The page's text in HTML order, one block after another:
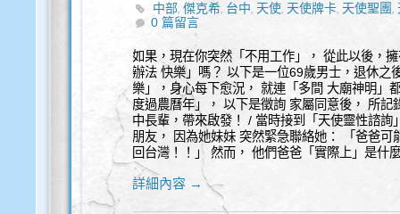
中部,傑克希, 台中, 天使, 天使牌卡, 天使聖團,
代,能量,
0 篇留言
如果，現在你突然「不用工作」， 從此以後，
辦法 快樂」嗎？ 以下是一位69歲男士，退休之
樂」，身心每下愈況， 就連「多間 大廟神明」
度過農曆年」， 以下是徵詢 家屬同意後， 所
中長輩，帶來啟發！ / 當時接到「天使靈性諮
朋友， 因為她妹妹 突然緊急聯絡她： 「爸爸
回台灣！！」 然而， 他們爸爸「實際上」是什
詳細內容 →